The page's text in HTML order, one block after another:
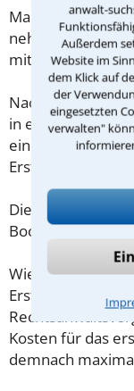
anwalt-
Außerdem
Website im
dem Klick auf
der
eingesetzten
verwalten"
Machen Sie sich
nehmen Sie
mit.
Nachdem Sie
in einer Kanzlei
eine Checkliste
Erstgespräch
Die Kosten eines
Bochum sind oft
Wieviel ein
Erstberatung
Kosten für das
demnach